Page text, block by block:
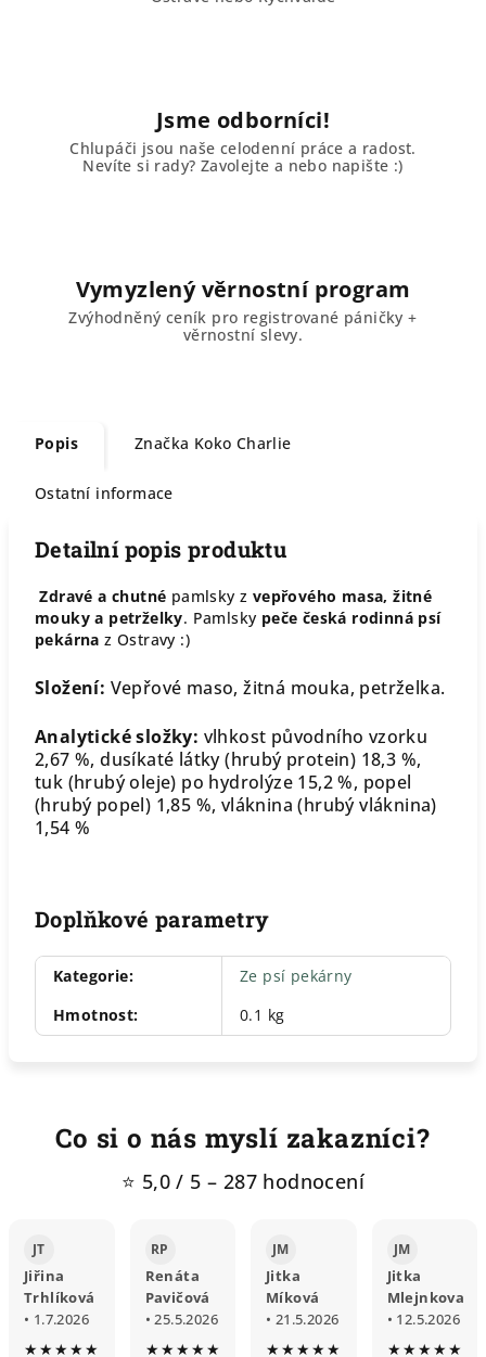
Jsme odborníci!
Chlupáči jsou naše celodenní práce a radost.
Nevíte si rady? Zavolejte a nebo napište :)
Vymyzlený věrnostní program
Zvýhodněný ceník pro registrované páničky +
věrnostní slevy.
Popis Značka Koko Charlie
Ostatní informace
Detailní popis produktu
Zdravé a chutné pamlsky z vepřového masa, žitné
mouky a petrželky. Pamlsky peče česká rodinná psí
pekárna z Ostravy :)
Složení: Vepřové maso, žitná mouka, petrželka.
Analytické složky: vlhkost původního vzorku
2,67 %, dusíkaté látky (hrubý protein) 18,3 %,
tuk (hrubý oleje) po hydrolýze 15,2 %, popel
(hrubý popel) 1,85 %, vláknina (hrubý vláknina)
1,54 %
Doplňkové parametry
Kategorie:
Ze psí pekárny
Hmotnost: 0.1 kg
Co si o nás myslí zakazníci?
⭐ 5,0 / 5 – 287 hodnocení
JT
Jiřina
Trhlíková
• 1.7.2026
★★★★★
RP
Renáta
Pavičová
• 25.5.2026
★★★★★
JM
Jitka
Míková
• 21.5.2026
★★★★★
JM
Jitka
Mlejnkova
• 12.5.2026
★★★★★